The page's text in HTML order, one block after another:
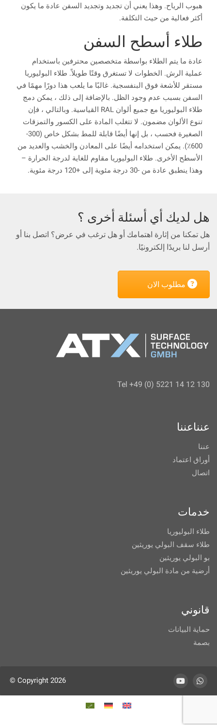
هبوب الرياح. وهذا يعني أن تجديد وتجديد السفن عادة ما يكون
أكثر فعالية من حيث التكلفة.
طلاء أسطح السفن
عادة ما يتم الطلاء بواسطة متخصصين محترفين باستخدام
عملية الرش. الخطوات لا تستغرق وقتًا طويلاً. طلاء البوليوريا
مستقر للأشعة فوق البنفسجية. غالبًا ما يلعب هذا دورًا مهمًا في
السفن بسبب عدم وجود الظل. بالإضافة إلى ذلك ، يمكن دمج
طلاء البوليوريا مع جميع ألوان RAL القياسية. وبالتالي ، فإن
تنوع الألوان مضمون. لا تتغلب المادة على الكسور والتمزقات
الصغيرة فحسب ، بل إنها أيضًا قابلة للمط بشكل خاص (300-
600٪). يمكن استخدامه أيضًا على المعادن والخشب والعديد من
الأسطح الأخرى. طلاء البوليوريا مقاوم للغاية لدرجة الحرارة –
وهذا ينطبق عادة من -30 درجة مئوية إلى +120 درجة مئوية.
هل لديك أي أسئلة أخرى ؟
هل تمكنا من إثارة اهتمامك أو هل ترغب في عرض؟ اتصل بنا أو
أرسل لنا بريدًا إلكترونيًا.
مطلوب الان
Tel +49 (0) 5221 14 12 130
عنناعننا
عننا
أوراق اعتماد
اتصال
خدمات
طلاء البوليوريا
طلاء سقف البولي يوريثين
بو البولي يوريثين
أرضية من مادة البولي يوريثين
قانوني
حماية البيانات
بصمة
© Copyright 2026